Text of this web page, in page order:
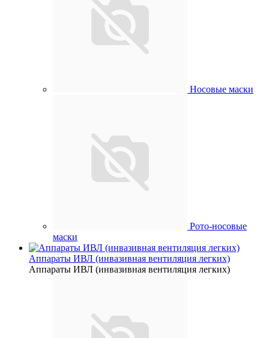
Носовые маски
Рото-носовые
маски
Аппараты ИВЛ (инвазивная вентиляция легких)
Аппараты ИВЛ (инвазивная вентиляция легких)